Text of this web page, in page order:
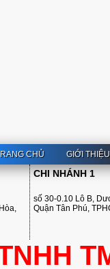
CHỦ GIỚI THIỆU
CHI NHÁNH 1
số 30-0.10 Lô B,
Quận Tân Phú,